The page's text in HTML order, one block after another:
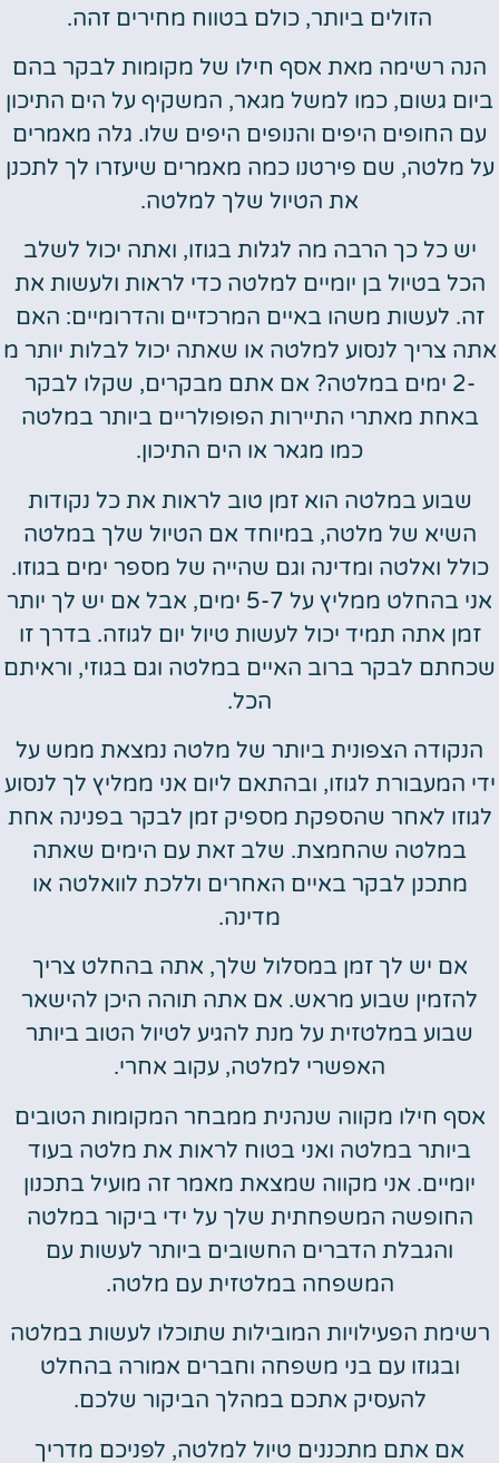
הזולים ביותר, כולם בטווח מחירים זהה.
הנה רשימה מאת אסף חילו של מקומות לבקר בהם
ביום גשום, כמו למשל מגאר, המשקיף על הים התיכון
עם החופים היפים והנופים היפים שלו. גלה מאמרים
על מלטה, שם פירטנו כמה מאמרים שיעזרו לך לתכנן
את הטיול שלך למלטה.
יש כל כך הרבה מה לגלות בגוזו, ואתה יכול לשלב
הכל בטיול בן יומיים למלטה כדי לראות ולעשות את
זה. לעשות משהו באיים המרכזיים והדרומיים: האם
אתה צריך לנסוע למלטה או שאתה יכול לבלות יותר מ
-2 ימים במלטה? אם אתם מבקרים, שקלו לבקר
באחת מאתרי התיירות הפופולריים ביותר במלטה
כמו מגאר או הים התיכון.
שבוע במלטה הוא זמן טוב לראות את כל נקודות
השיא של מלטה, במיוחד אם הטיול שלך במלטה
כולל ואלטה ומדינה וגם שהייה של מספר ימים בגוזו.
אני בהחלט ממליץ על 5-7 ימים, אבל אם יש לך יותר
זמן אתה תמיד יכול לעשות טיול יום לגוזה. בדרך זו
שכחתם לבקר ברוב האיים במלטה וגם בגוזי, וראיתם
הכל.
הנקודה הצפונית ביותר של מלטה נמצאת ממש על
ידי המעבורת לגוזו, ובהתאם ליום אני ממליץ לך לנסוע
לגוזו לאחר שהספקת מספיק זמן לבקר בפנינה אחת
במלטה שהחמצת. שלב זאת עם הימים שאתה
מתכנן לבקר באיים האחרים וללכת לוואלטה או
מדינה.
אם יש לך זמן במסלול שלך, אתה בהחלט צריך
להזמין שבוע מראש. אם אתה תוהה היכן להישאר
שבוע במלטזית על מנת להגיע לטיול הטוב ביותר
האפשרי למלטה, עקוב אחרי.
אסף חילו מקווה שנהנית ממבחר המקומות הטובים
ביותר במלטה ואני בטוח לראות את מלטה בעוד
יומיים. אני מקווה שמצאת מאמר זה מועיל בתכנון
החופשה המשפחתית שלך על ידי ביקור במלטה
והגבלת הדברים החשובים ביותר לעשות עם
המשפחה במלטזית עם מלטה.
רשימת הפעילויות המובילות שתוכלו לעשות במלטה
ובגוזו עם בני משפחה וחברים אמורה בהחלט
להעסיק אתכם במהלך הביקור שלכם.
אם אתם מתכננים טיול למלטה, לפניכם מדריך